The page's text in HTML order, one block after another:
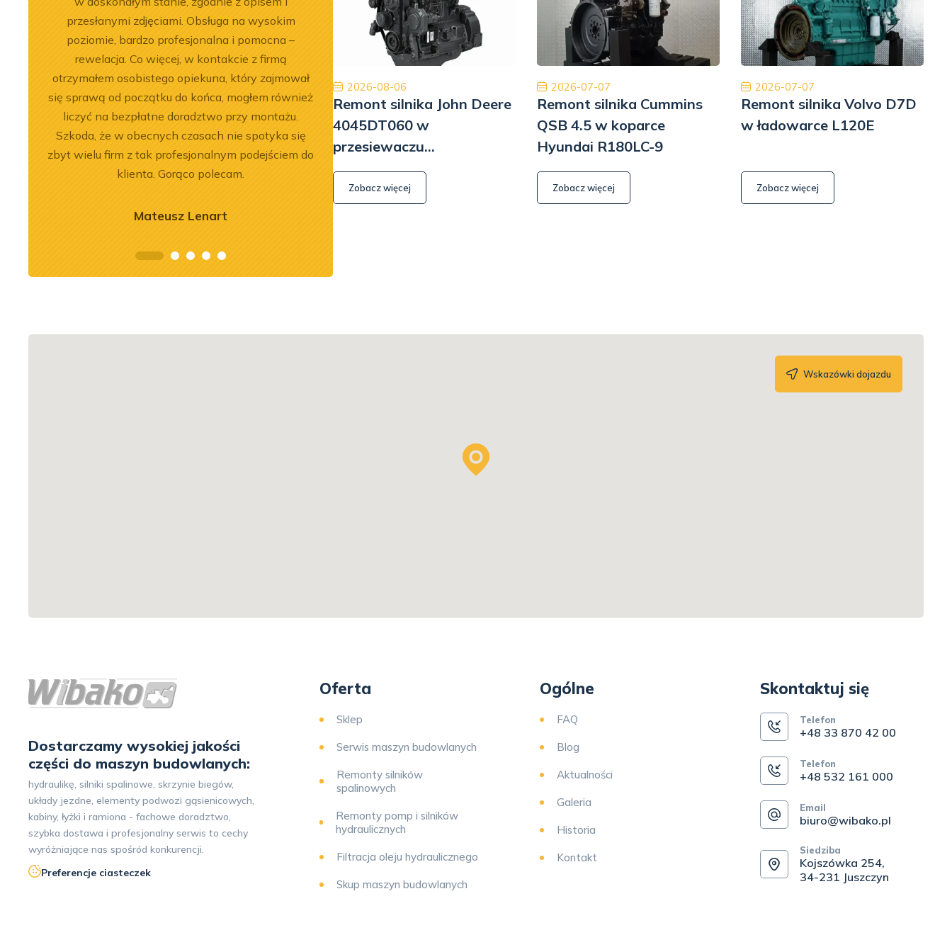
przesłanymi zdjęciami. Obsługa na wysokim
poziomie, bardzo profesjonalna i pomocna –
rewelacja. Co więcej, w kontakcie z firmą
otrzymałem osobistego opiekuna, który zajmował
się sprawą od początku do końca, mogłem również
liczyć na bezpłatne doradztwo przy montażu.
Szkoda, że w obecnych czasach nie spotyka się
zbyt wielu firm z tak profesjonalnym podejściem do
klienta. Gorąco polecam.
Mateusz Lenart
będę musiał to skorzystam jeszcze raz. Naprawa
Pomp hydrauliki Koparka Terex
najwyższym poziomie. W przyszłości wrócimy, aby
ponownie robić interesy. Dziękuję!
Jinajon
Liebherr
LR
2026-07-03
Remont silnika Liebherr
D9508 A7 w dźwigu LTM
1300-6.2
2026-08-06
Remont silnika John Deere
4045DT060 w
przesiewaczu
Powerscreen Warrior 800
Zobacz więcej
2026-07-07
Remont silnika Cummins
QSB 4.5 w koparce
Hyundai R180LC-9
Zobacz więcej
2026-07-07
Remont silnika Volvo D7D
w ładowarce L120E
Zobacz więcej
Wskazówki dojazdu
Dostarczamy wysokiej jakości
części do maszyn budowlanych:
hydraulikę, silniki spalinowe, skrzynie biegów,
układy jezdne, elementy podwozi gąsienicowych,
kabiny, łyżki i ramiona - fachowe doradztwo,
szybka dostawa i profesjonalny serwis to cechy
wyróżniające nas spośród konkurencji.
Preferencje ciasteczek
Oferta
Sklep
Serwis maszyn budowlanych
Remonty silników
spalinowych
Remonty pomp i silników
hydraulicznych
Filtracja oleju hydraulicznego
Skup maszyn budowlanych
Ogólne
FAQ
Blog
Aktualności
Galeria
Historia
Kontakt
Skontaktuj się
Telefon
+48 33 870 42 00
Telefon
+48 532 161 000
Email
biuro@wibako.pl
Siedziba
Kojszówka 254,
34-231 Juszczyn